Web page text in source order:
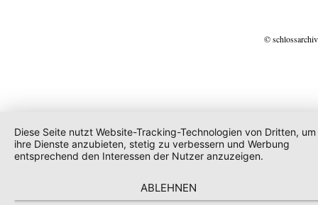
©
Diese Seite nutzt Website-Tracking-Technologien von Dritten, um
ihre Dienste anzubieten, stetig zu verbessern und Werbung
entsprechend den Interessen der Nutzer anzuzeigen.
ABLEHNEN